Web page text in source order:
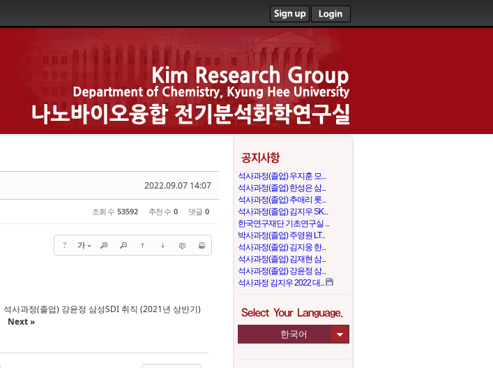
2022.09.07 14:07
조회 수 53592 추천 수 0 댓글 0
? 가
석사과정(졸업) 강윤정 삼성SDI 취직 (2021년 상반기)
Next »
석사과정(졸업) 우지훈 모...
석사과정(졸업) 한성은 삼...
석사과정(졸업) 추애리 롯...
석사과정(졸업) 김지우 SK...
한국연구재단 기초연구실 ...
박사과정(졸업) 주영원 LT...
석사과정(졸업) 김지웅 한...
석사과정(졸업) 김재현 삼...
석사과정(졸업) 강윤정 삼...
석사과정 김지우 2022 대...
한국어